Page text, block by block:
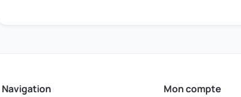
Navigation Mon compte